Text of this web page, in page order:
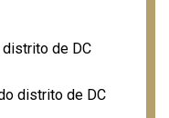
de DC
distrito de DC